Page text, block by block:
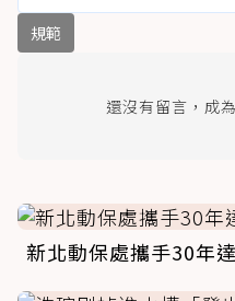
規範
還沒有留言，成
新北動保處攜手30年